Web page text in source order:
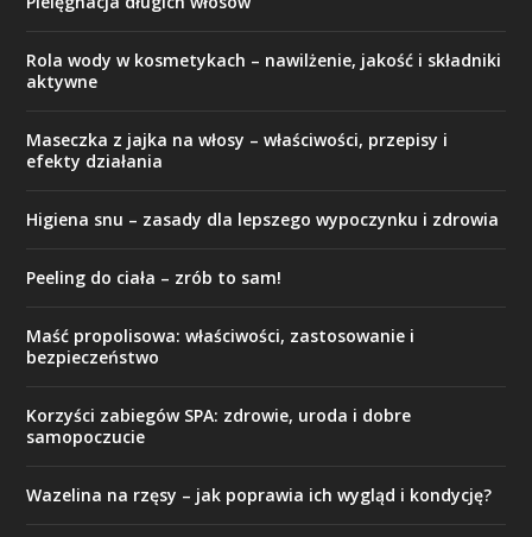
Rola wody w kosmetykach – nawilżenie, jakość i składniki
aktywne
Maseczka z jajka na włosy – właściwości, przepisy i
efekty działania
Higiena snu – zasady dla lepszego wypoczynku i zdrowia
Peeling do ciała – zrób to sam!
Maść propolisowa: właściwości, zastosowanie i
bezpieczeństwo
Korzyści zabiegów SPA: zdrowie, uroda i dobre
samopoczucie
Wazelina na rzęsy – jak poprawia ich wygląd i kondycję?